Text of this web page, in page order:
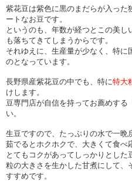
紫花豆は紫色に黒のまだらが入った
ートなお豆です。
というのも、年数が経つとこの美
も落ちてきてしまうからです。
それゆえに、生産量が少なく、特に
のとなっています。
長野県産紫花豆の中でも、特に特大
けします。
豆専門店が自信を持ってお薦めする
い。
生豆ですので、たっぷりの水で一晩
茹でるとホクホクで、大きくて食べ
とてもコクがあってしっかりとした
粒の大きさを生かした甘煮にして、
すすめです。